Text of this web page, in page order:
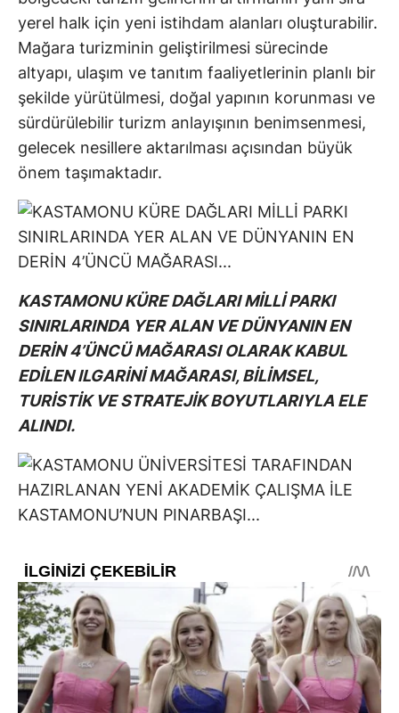
yerel halk için yeni istihdam alanları oluşturabilir.
Mağara turizminin geliştirilmesi sürecinde
altyapı, ulaşım ve tanıtım faaliyetlerinin planlı bir
şekilde yürütülmesi, doğal yapının korunması ve
sürdürülebilir turizm anlayışının benimsenmesi,
gelecek nesillere aktarılması açısından büyük
önem taşımaktadır.
KASTAMONU KÜRE DAĞLARI MİLLİ PARKI
SINIRLARINDA YER ALAN VE DÜNYANIN EN
DERİN 4’ÜNCÜ MAĞARASI OLARAK KABUL
EDİLEN ILGARİNİ MAĞARASI, BİLİMSEL,
TURİSTİK VE STRATEJİK BOYUTLARIYLA ELE
ALINDI.